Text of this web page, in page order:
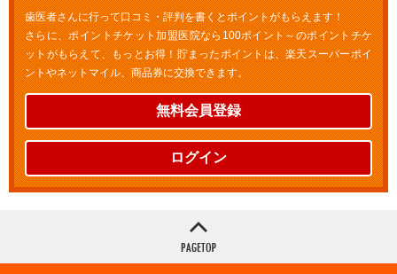
歯医者さんに行って口コミ・評判を書くとポイントがもらえます！
さらに、ポイントチケット加盟医院なら100ポイント～のポイントチケ
ットがもらえて、もっとお得！貯まったポイントは、楽天スーパーポイ
ントやネットマイル、商品券に交換できます。
無料会員登録
ログイン